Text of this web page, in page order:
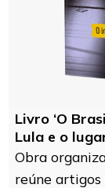
Livro ‘O
Lula e o
Obra
reúne artigos